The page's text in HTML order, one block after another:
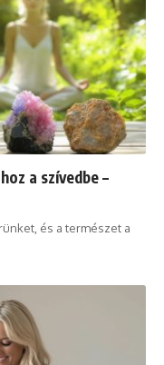
a szívedbe –
és a természet a